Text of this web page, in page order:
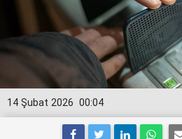
00:04
14 Şubat 2026